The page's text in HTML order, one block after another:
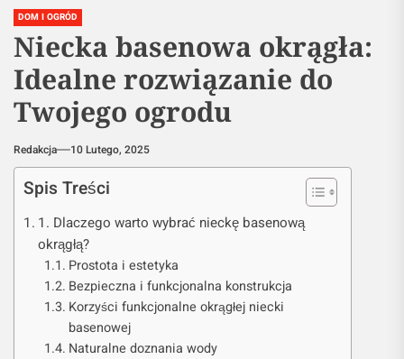
DOM I OGRÓD
Niecka basenowa okrągła:
Idealne rozwiązanie do
Twojego ogrodu
Redakcja 10 Lutego, 2025
Spis Treści
1. Dlaczego warto wybrać nieckę basenową
okrągłą?
Prostota i estetyka
Bezpieczna i funkcjonalna konstrukcja
Korzyści funkcjonalne okrągłej niecki
basenowej
Naturalne doznania wody